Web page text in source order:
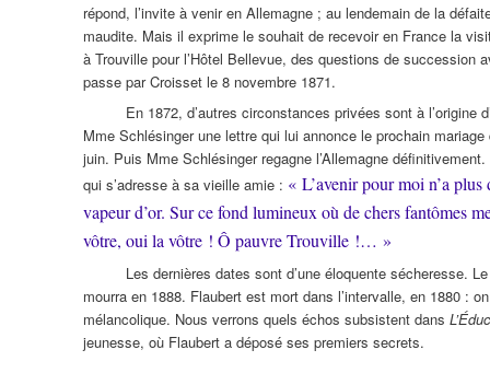
répond, l’invite à venir en Allemagne ; au lendemain de la
maudite. Mais il exprime le souhait de recevoir en France la
à Trouville pour l’Hôtel Bellevue, des questions de
passe par Croisset le 8 novembre 1871.
En 1872, d’autres circonstances privées sont à
Mme Schlésinger une lettre qui lui annonce le prochain
juin. Puis Mme Schlésinger regagne l’Allemagne
qui s’adresse à sa vieille amie : « L’avenir pour moi n’a plus
vapeur d’or. Sur ce fond lumineux où de chers fantômes
vôtre, oui la vôtre ! Ô pauvre Trouville !… »
Les dernières dates sont d’une éloquente sécheresse.
mourra en 1888. Flaubert est mort dans l’intervalle, en 1880 :
mélancolique. Nous verrons quels échos subsistent dans
jeunesse, où Flaubert a déposé ses premiers secrets.